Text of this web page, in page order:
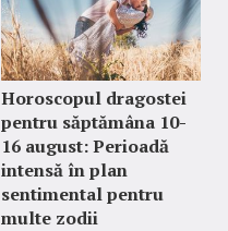
Horoscopul dragostei
pentru săptămâna 10-
16 august: Perioadă
intensă în plan
sentimental pentru
multe zodii